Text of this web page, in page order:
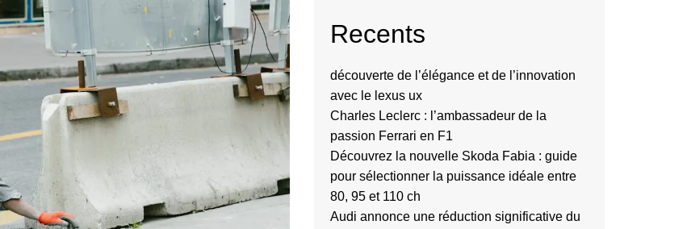
Recents
découverte de l’élégance et de l’innovation
avec le lexus ux
Charles Leclerc : l’ambassadeur de la
passion Ferrari en F1
Découvrez la nouvelle Skoda Fabia : guide
pour sélectionner la puissance idéale entre
80, 95 et 110 ch
Audi annonce une réduction significative du